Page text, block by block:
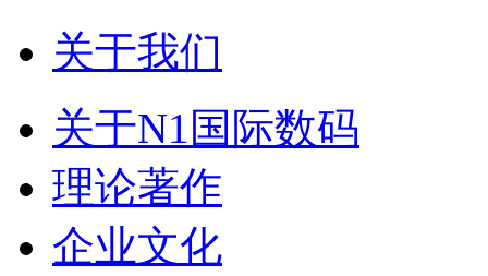
关于我们
关于N1国际数码
理论著作
企业文化